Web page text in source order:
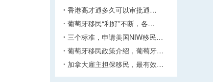
香港高才通多久可以审批通…
葡萄牙移民“利好”不断，各…
三个标准，申请美国NIW移民…
葡萄牙移民政策介绍，葡萄牙…
加拿大雇主担保移民，最有效…